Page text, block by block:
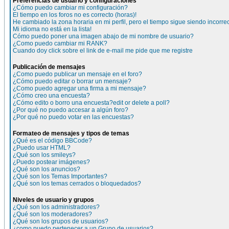
¿Cómo puedo cambiar mi configuración?
El tiempo en los foros no es correcto (horas)!
He cambiado la zona horaria en mi perfil, pero el tiempo sigue siendo
Mi idioma no está en la lista!
Cómo puedo poner una imagen abajo de mi nombre de usuario?
¿Como puedo cambiar mi RANK?
Cuando doy click sobre el link de e-mail me pide que me registre
Publicación de mensajes
¿Como puedo publicar un mensaje en el foro?
¿Cómo puedo editar o borrar un mensaje?
¿Como puedo agregar una firma a mi mensaje?
¿Cómo creo una encuesta?
¿Cómo edito o borro una encuesta?edit or delete a poll?
¿Por qué no puedo accesar a algún foro?
¿Por qué no puedo votar en las encuestas?
Formateo de mensajes y tipos de temas
¿Qué es el código BBCode?
¿Puedo usar HTML?
¿Qué son los smileys?
¿Puedo postear imágenes?
¿Qué son los anuncios?
¿Qué son los Temas Importantes?
¿Qué son los temas cerrados o bloquedados?
Niveles de usuario y grupos
¿Qué son los administradores?
¿Qué son los moderadores?
¿Qué son los grupos de usuarios?